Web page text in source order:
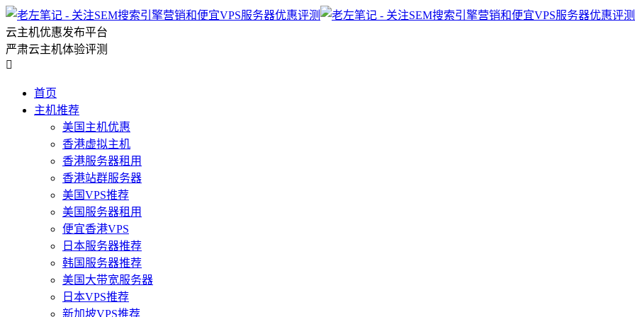
云主机优惠发布平台
严肃云主机体验评测

首页
主机推荐
美国主机优惠
香港虚拟主机
香港服务器租用
香港站群服务器
美国VPS推荐
美国服务器租用
便宜香港VPS
日本服务器推荐
韩国服务器推荐
美国大带宽服务器
日本VPS推荐
新加坡VPS推荐